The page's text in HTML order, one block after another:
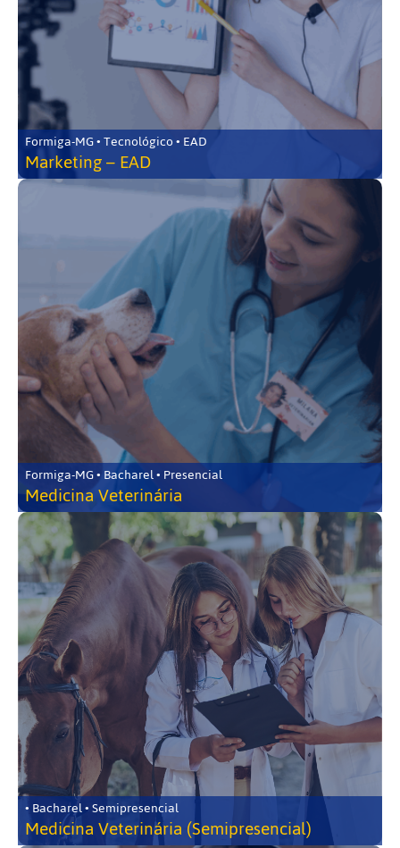
Formiga-MG • Tecnológico • EAD
Marketing – EAD
Formiga-MG • Bacharel • Presencial
Medicina Veterinária
• Bacharel • Semipresencial
Medicina Veterinária (Semipresencial)